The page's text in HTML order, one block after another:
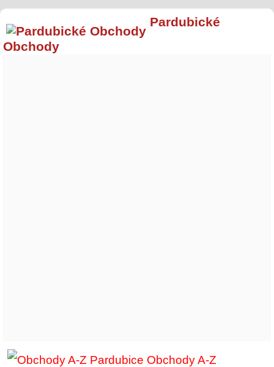
Pardubické
Obchody
Obchody A-Z